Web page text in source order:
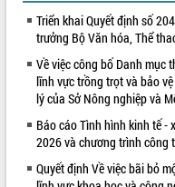
VIDEO
Triển khai Quyết định số
trưởng Bộ Văn hóa, Thể
Về việc công bố Danh mục
lĩnh vực trồng trọt và bảo
lý của Sở Nông nghiệp và
Báo cáo Tình hình kinh tế -
2026 và chương trình công
Quyết định Về việc bãi bỏ